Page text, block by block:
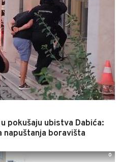
pokušaju ubistva Dabića:
napuštanja boravišta
0